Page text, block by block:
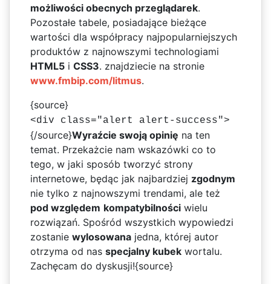
możliwości obecnych przeglądarek.
Pozostałe tabele, posiadające bieżące
wartości dla współpracy najpopularniejszych
produktów z najnowszymi technologiami
HTML5i CSS3. znajdziecie na stronie
www.fmbip.com/litmus.
{source}
<div class="alert alert-success">
{/source}Wyraźcie swoją opinię na ten
temat. Przekażcie nam wskazówki co to
tego, w jaki sposób tworzyć strony
internetowe, będąc jak najbardziej zgodnym
nie tylko z najnowszymi trendami, ale też
pod względem kompatybilnościwielu
rozwiązań. Spośród wszystkich wypowiedzi
zostanie wylosowanajedna, której autor
otrzyma od nas specjalny kubekwortalu.
Zachęcam do dyskusji!{source}